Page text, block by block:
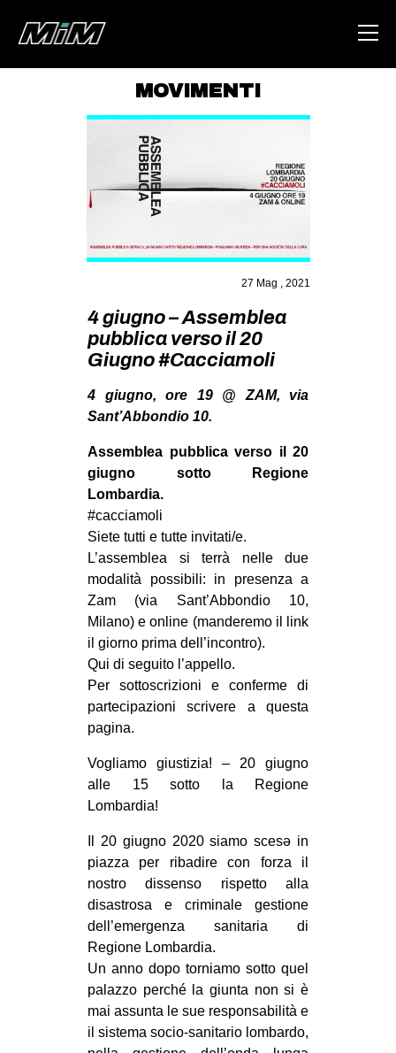
AREA
DEGENERAZIONE
GAZA FREESTYLE
CSOA LAMBRETTA
MSM
STUDENTI TSUNAMI
ZAM
MILANO
SPAZI
SPORT POPOLARE
MOVIMENTI
AMBIENTE
ANTIFASCISMO
DIRITTO ALL’ABITARE
MIGRAZIONI
PRECARIATO
ARTE
CINEMA
MANIFESTI
MUSICA
RECENSIONI
INTERNAZIONALE
AFRICA
MOVIMENTI
27 Mag , 2021
4 giugno – Assemblea
pubblica verso il 20
Giugno #Cacciamoli
4 giugno, ore 19 @ ZAM, via
Sant’Abbondio 10.
Assemblea pubblica verso il 20
giugno sotto Regione
Lombardia.
#cacciamoli
Siete tutti e tutte invitati/e.
L’assemblea si terrà nelle due
modalità possibili: in presenza a
Zam (via Sant’Abbondio 10,
Milano) e online (manderemo il link
il giorno prima dell’incontro).
Qui di seguito l’appello.
Per sottoscrizioni e conferme di
partecipazioni scrivere a questa
pagina.
Vogliamo giustizia! – 20 giugno
alle 15 sotto la Regione
Lombardia!
Il 20 giugno 2020 siamo scesə in
piazza per ribadire con forza il
nostro dissenso rispetto alla
disastrosa e criminale gestione
dell’emergenza sanitaria di
Regione Lombardia.
Un anno dopo torniamo sotto quel
palazzo perché la giunta non si è
mai assunta le sue responsabilità e
il sistema socio-sanitario lombardo,